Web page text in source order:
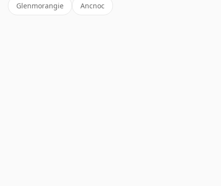
Glenmorangie Ancnoc